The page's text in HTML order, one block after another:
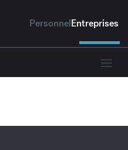
PersonnelEntreprises